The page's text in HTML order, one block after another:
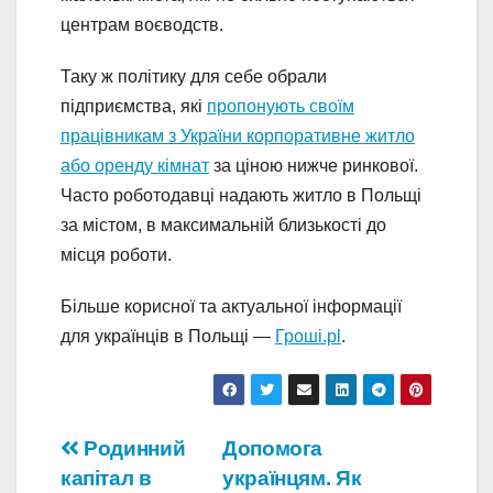
центрам воєводств.
Таку ж політику для себе обрали
підприємства, які пропонують своїм
працівникам з України корпоративне житло
або оренду кімнат за ціною нижче ринкової.
Часто роботодавці надають житло в Польщі
за містом, в максимальній близькості до
місця роботи.
Більше корисної та актуальної інформації
для українців в Польщі — Гроші.pl .
НавігаціяДопомога
українцям. Як
Родинний
капітал в